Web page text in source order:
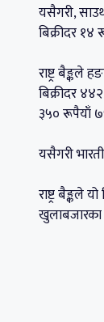
यसैगरी,
बिक्रीदर
राष्ट्र
बिक्रीदर
३५० रूपैयाँ
यसैगरी
राष्ट्र
खुलाबजारका